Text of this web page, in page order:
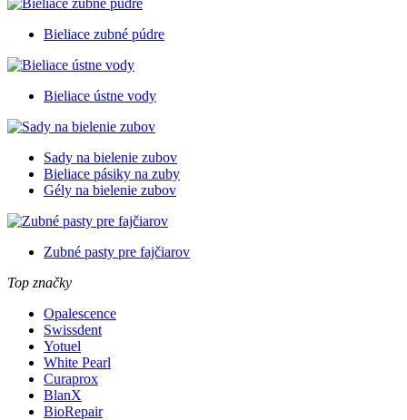
Bieliace zubné púdre
Bieliace ústne vody
Sady na bielenie zubov
Bieliace pásiky na zuby
Gély na bielenie zubov
Zubné pasty pre fajčiarov
Top značky
Opalescence
Swissdent
Yotuel
White Pearl
Curaprox
BlanX
BioRepair